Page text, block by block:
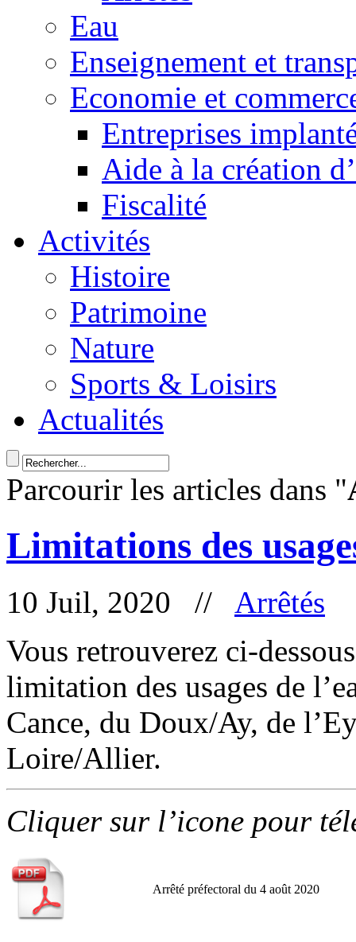
Eau
Enseignement et
Economie et
Entreprises
Aide à la création
Fiscalité
Activités
Histoire
Patrimoine
Nature
Sports & Loisirs
Actualités
Parcourir les articles dans "
Limitations des
10 Juil, 2020 // Arrêtés
Vous retrouverez ci-
limitation des usages de
Cance, du Doux/Ay, de
Loire/Allier.
Cliquer sur l’icone pour
Arrêté préfectoral du 4 août 2020